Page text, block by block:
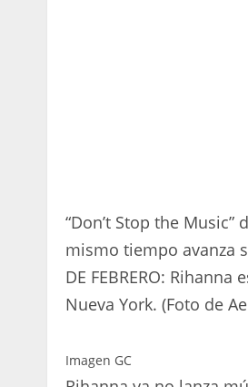
“Don’t Stop the
mismo tiempo avanza
DE FEBRERO:
Nueva York. (Foto de
Imagen GC